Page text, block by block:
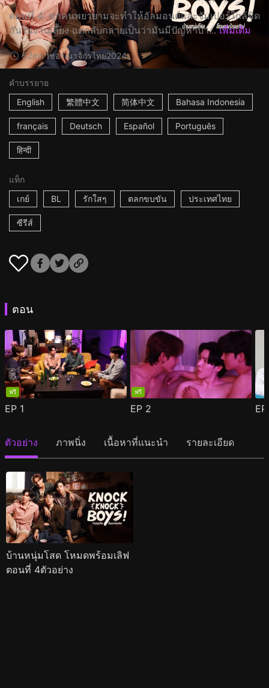
ตอนที่ 4: ทุกคนพยายามจะทำให้อัลมอนด์และจัมเปอร์ใกล้ชิด
กันในงานเลี้ยง แต่กลับกลายเป็นว่ามันมีปัญหาบา... เพิ่มเติม
52mราชอาณาจักรไทย2024
คำบรรยาย
English
繁體中文 简体中文 Bahasa Indonesia
français Deutsch Español Português
हिन्दी
แท็ก
เกย์
BL รักใสๆ ตลกขบขัน ประเทศไทย
ซีรีส์
ตอน
ฟรี
EP 1
ฟรี
EP 2
ตัวอย่าง ภาพนิ่ง เนื้อหาที่แนะนำ รายละเอียด
บ้านหนุ่มโสด โหมดพร้อมเลิฟ
ตอนที่ 4ตัวอย่าง